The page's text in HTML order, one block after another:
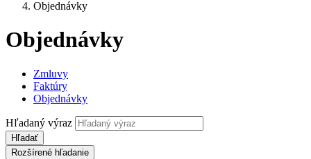
Objednávky
Objednávky
Zmluvy
Faktúry
Objednávky
Hľadaný výraz
Hľadať
Rozšírené hľadanie